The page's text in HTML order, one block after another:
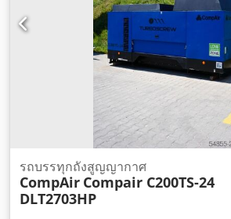
รถบรรทุกถังสูญญากาศ
CompAir Compair C200TS-24
DLT2703HP